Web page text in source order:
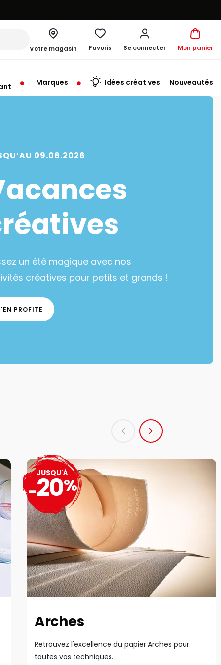
Votre magasin Favoris Se connecter Mon panier
Marques Idées créatives Nouveautés
09.08.2026
un été magique avec nos
créatives pour petits et grands !
PROFITE
Arches
Retrouvez l'excellence du papier Arches pour
toutes vos techniques.
JUSQU'À
-20%